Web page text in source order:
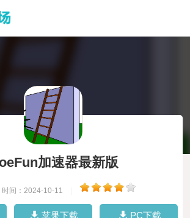
加速器最新版
时间：2024-10-11
苹果下载 PC下载